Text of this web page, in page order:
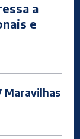
a
e
Maravilhas